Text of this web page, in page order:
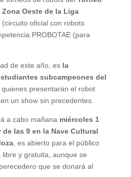
Oeste de la Liga
(circuito oficial con robots
PROBOTAE (para
de este año, es la
subcampeones del
quienes presentarán el robot
un show sin precedentes.
a cabo mañana miércoles 1
las 9 en la Nave Cultural
, es abierto para el público
y gratuita, aunque se
que se donará al